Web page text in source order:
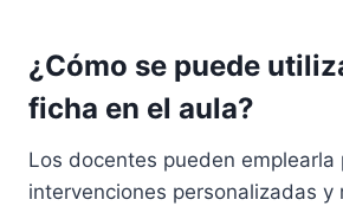
¿Cómo se puede
ficha en el aula?
Los docentes pueden emplearla
intervenciones personalizadas y